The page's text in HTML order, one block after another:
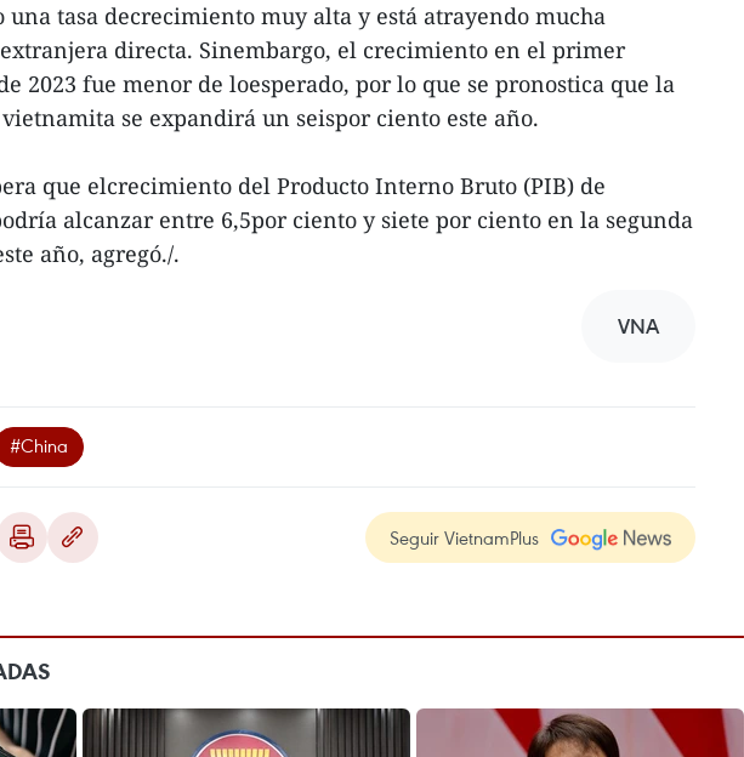
una tasa decrecimiento muy alta y está atrayendo mucha
directa. Sinembargo, el crecimiento en el primer
2023 fue menor de loesperado, por lo que se pronostica que la
se expandirá un seispor ciento este año.
que elcrecimiento del Producto Interno Bruto (PIB) de
alcanzar entre 6,5por ciento y siete por ciento en la segunda
año, agregó./.
VNA
#China
Seguir VietnamPlus